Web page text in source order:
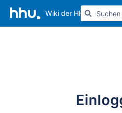
Wiki der HHU